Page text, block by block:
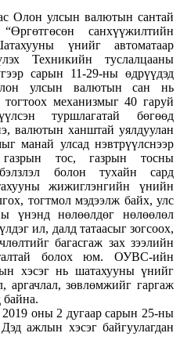
Олон улсын валютын сантай
санхүүжилтийн
үнийг автоматаар
Техникийн туслалцааны
сарын 11-29-ны өдрүүдэд
улсын валютын сан нь
механизмыг 40 гаруй
туршлагатай бөгөөд
валютын ханштай уялдуулан
манай улсад нэвтрүүлснээр
тос, газрын тосны
болон тухайн сард
жижиглэнгийн үнийн
тогтмол мэдээлж байх, улс
үнэнд нөлөөлдөг нөлөөлөл
ил, далд татаасыг зогсоох,
багасгаж зах зээлийн
болох юм. ОУВС-ийн
хэсэг нь шатахууны үнийг
аргачлал, зөвлөмжийг гаргаж
байна.
оны 2 дугаар сарын 25-ны
ажлын хэсэг байгуулагдан